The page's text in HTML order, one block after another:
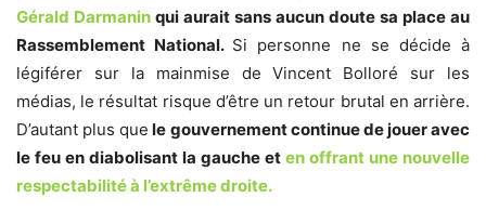
Gérald Darmanin qui aurait sans aucun doute sa place au
Rassemblement National. Si personne ne se décide à
légiférer sur la mainmise de Vincent Bolloré sur les
médias, le résultat risque d’être un retour brutal en arrière.
D’autant plus que le gouvernement continue de jouer avec
le feu en diabolisant la gauche et en offrant une nouvelle
respectabilité à l’extrême droite.